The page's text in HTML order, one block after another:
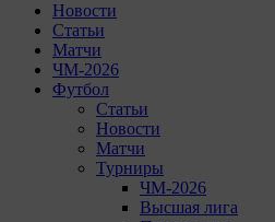
Новости
Статьи
Матчи
ЧМ-2026
Футбол
Статьи
Новости
Матчи
Турниры
ЧМ-2026
Высшая лига